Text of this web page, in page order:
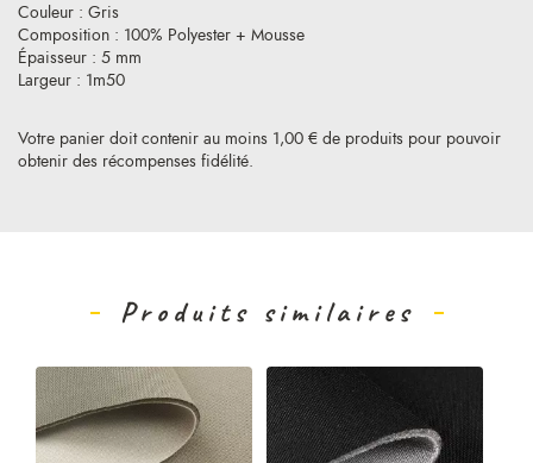
Votre panier doit contenir au moins 1,00 € de produits pour pouvoir
obtenir des récompenses fidélité.
Couleur : Gris
Composition : 100% Polyester + Mousse
Épaisseur : 5 mm
Largeur : 1m50
Produits similaires